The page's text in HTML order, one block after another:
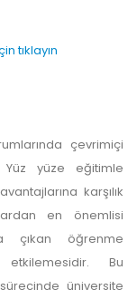
tıklayın
çevrimiçi
Yüz yüze eğitimle
karşılık
en önemlisi
çıkan öğrenme
Bu
üniversite